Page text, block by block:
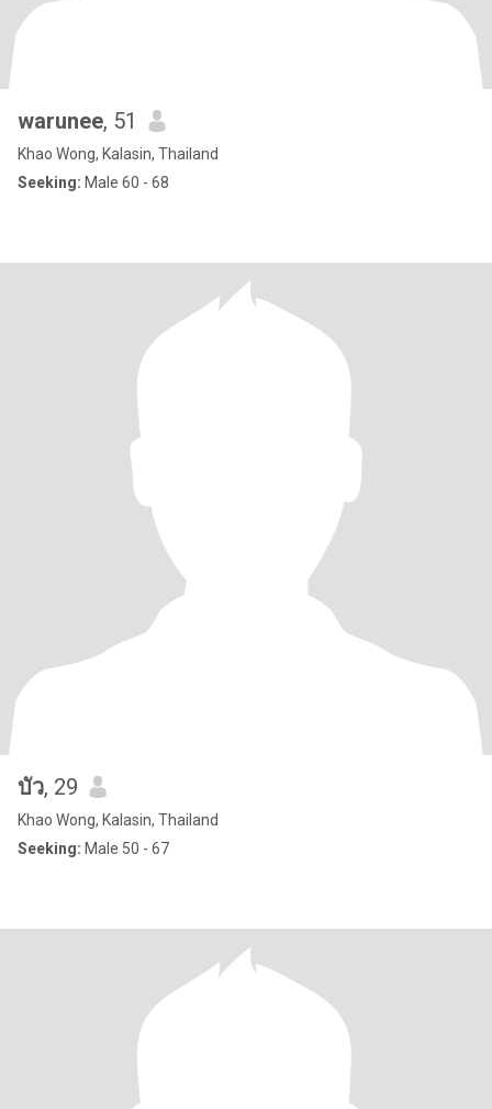
warunee, 51
Khao Wong, Kalasin, Thailand
Seeking: Male 60 - 68
บัว, 29
Khao Wong, Kalasin, Thailand
Seeking: Male 50 - 67